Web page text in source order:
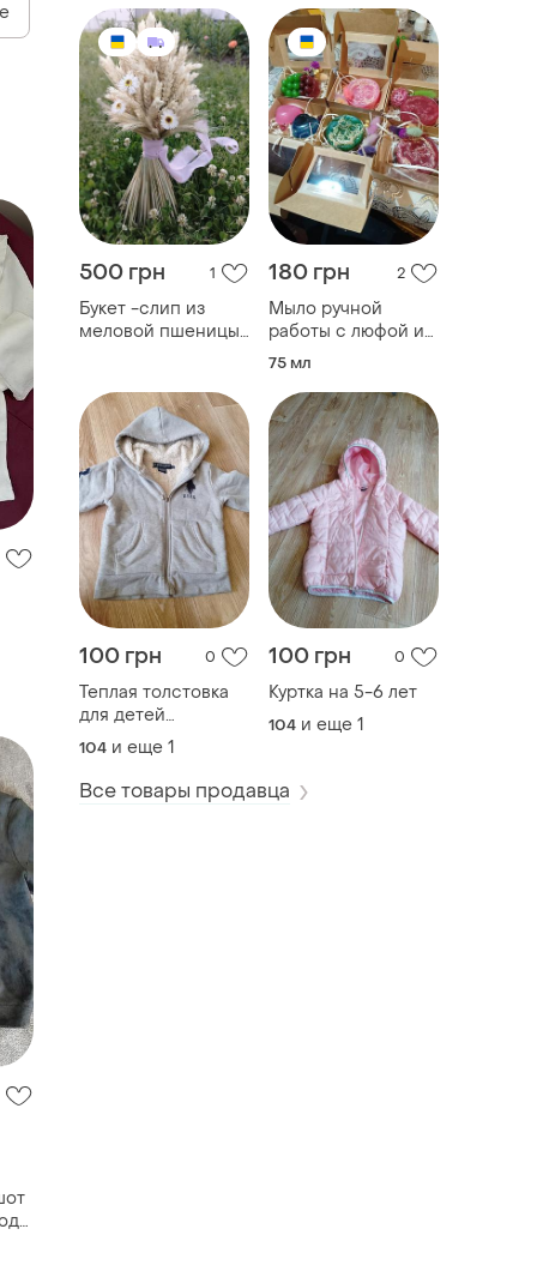
500 грн 1
Букет -слип из
меловой пшеницы,
180 грн 2
Мыло ручной
работы с люфой и
кофе,спа в доме
75 мл
100 грн 0
Теплая толстовка
для детей
(унисекс)
104 и еще 1
100 грн 0
Куртка на 5-6 лет
104 и еще 1
Все товары продавца